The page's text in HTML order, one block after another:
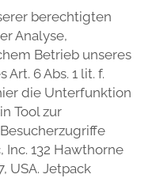
berechtigten
Analyse,
Betrieb unseres
6 Abs. 1 lit. f.
die Unterfunktion
Tool zur
132 Hawthorne
USA. Jetpack